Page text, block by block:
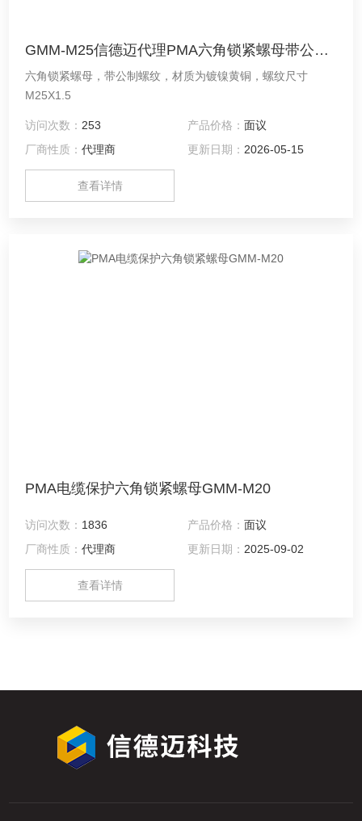
GMM-M25信德迈代理PMA六角锁紧螺母带公制螺纹
六角锁紧螺母，带公制螺纹，材质为镀镍黄铜，螺纹尺寸
M25X1.5
访问次数： 253 产品价格： 面议
厂商性质：代理商 更新日期： 2026-05-15
查看详情
PMA电缆保护六角锁紧螺母GMM-M20
访问次数： 1836 产品价格： 面议
厂商性质：代理商 更新日期： 2025-09-02
查看详情